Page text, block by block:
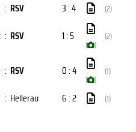
: RSV 3 : 4 (2)
: RSV 1 : 5
( )
(2)
: RSV 0 : 4
( )
(1)
: Hellerau 6 : 2 (1)